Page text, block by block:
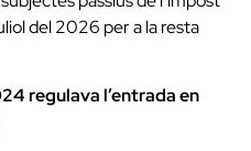
del 2026 per a la resta
regulava l’entrada en